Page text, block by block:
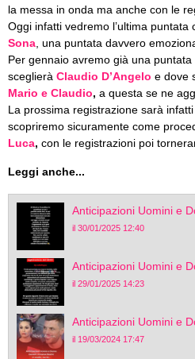
la messa in onda ma anche con le
Oggi infatti vedremo l’ultima puntata
Sona , una puntata davvero
Per gennaio avremo già una
sceglierà Claudio D’Angelo e dove
Mario e Claudio, a questa se ne
La prossima registrazione sarà infatti
scopriremo sicuramente come
Luca, con le registrazioni poi
Leggi anche...
Anticipazioni Uomini e
il 30/01/2025 12:40
Anticipazioni Uomini e
il 29/01/2025 14:23
Anticipazioni Uomini e
il 19/03/2024 17:47